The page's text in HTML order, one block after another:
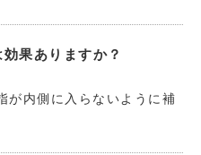
果ありますか？
が内側に入らないように補